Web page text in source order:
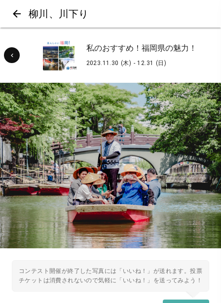
柳川、川下り
私のおすすめ！福岡県の魅力！
2023.11.30 (木) - 12.31 (日)
コンテスト開催が終了した写真には「いいね！」が送れます。投票
チケットは消費されないので気軽に「いいね！」を送ってみよう！